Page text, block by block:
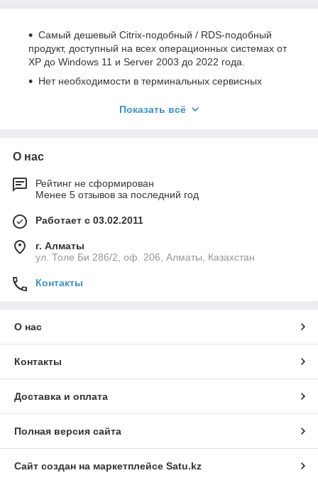
Самый дешевый Citrix-подобный / RDS-подобный
продукт, доступный на всех операционных системах от
XP до Windows 11 и Server 2003 до 2022 года.
Нет необходимости в терминальных сервисных
Нет необходимости в диспетчере лицензий служб
простом решении по сравнению с другими подобными
Поддержка 32-битных цветов, двухэкранного,
другое.
управления сервером.
и/или группой.
неограниченного числа серверов в пределах одной
фермы.
Защищенная связь с сервером (скрытие дисков
сервера, брандмауэр RDP, шифрование).
Бесшовная публикация приложений и удаленное
Показать всё
О нас
Рейтинг не сформирован
Менее 5 отзывов за последний год
Работает с 03.02.2011
г. Алматы
ул. Толе Би 286/2, оф. 206, Алматы, Казахстан
Контакты
О нас
Контакты
Доставка и оплата
Полная версия сайта
Сайт создан на маркетплейсе Satu.kz